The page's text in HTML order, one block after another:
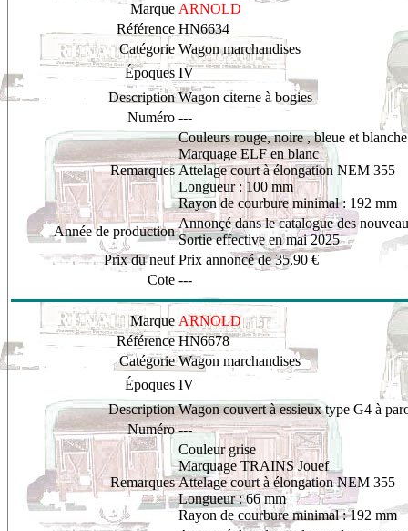
Marque ARNOLD
Référence HN6634
Catégorie Wagon marchandises
Époques IV
Description Wagon citerne à bogies
Numéro ---
Remarques
Couleurs rouge, noire , bleue et blanche
Marquage ELF en blanc
Attelage court à élongation NEM 355
Longueur : 100 mm
Rayon de courbure minimal : 192 mm
Année de production
Annonçé dans le catalogue des
Sortie effective en mai 2025
Prix du neuf Prix annoncé de 35,90 €
Cote ---
Marque ARNOLD
Référence HN6678
Catégorie Wagon marchandises
Époques IV
Description Wagon couvert à essieux type G4 à
Numéro ---
Remarques
Couleur grise
Marquage TRAINS Jouef
Attelage court à élongation NEM 355
Longueur : 66 mm
Rayon de courbure minimal : 192 mm